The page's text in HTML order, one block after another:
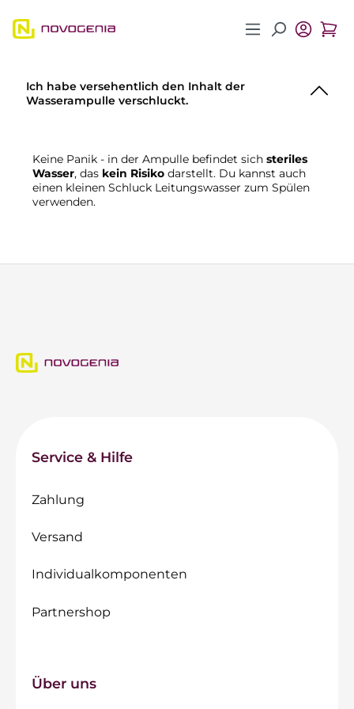
Zum Hauptinhalt springen
Ich habe versehentlich den Inhalt der
Wasserampulle verschluckt.
Keine Panik - in der Ampulle befindet sich steriles
Wasser, das kein Risiko darstellt. Du kannst auch
einen kleinen Schluck Leitungswasser zum Spülen
verwenden.
Service & Hilfe
Zahlung
Versand
Individualkomponenten
Partnershop
Über uns